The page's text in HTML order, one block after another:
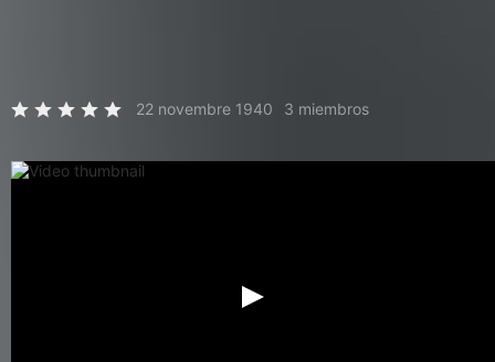
22 novembre 1940 3 miembros